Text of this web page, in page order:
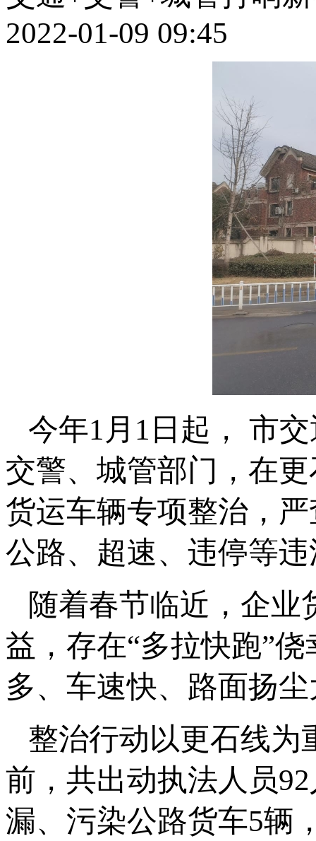
2022-01-09 09:45
今年1月1日起， 市
交警、城管部门，在
货运车辆专项整治，
公路、超速、违停等
随着春节临近，企
益，存在“多拉快跑”
多、车速快、路面扬
整治行动以更石线为
前，共出动执法人员
漏、污染公路货车5辆